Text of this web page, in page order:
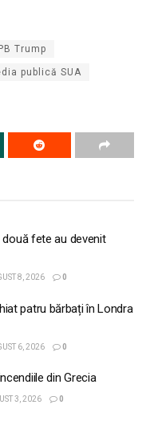
Trump
publică SUA
două fete au devenit
8, 2026 0
patru bărbați în Londra
6, 2026 0
din Grecia
3, 2026 0